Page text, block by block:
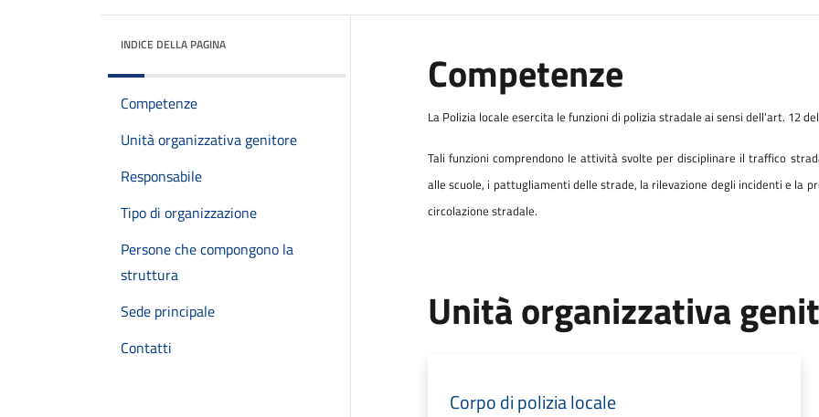
INDICE DELLA PAGINA
Competenze
Unità organizzativa genitore
Responsabile
Tipo di organizzazione
Persone che compongono la
struttura
Sede principale
Contatti
Competenze
La Polizia locale esercita le funzioni di polizia stradale ai sensi dell'art. 12 del
Tali funzioni comprendono le attività svolte per disciplinare il traffico
alle scuole, i pattugliamenti delle strade, la rilevazione degli incidenti e la
circolazione stradale.
Unità organizzativa
Corpo di polizia locale